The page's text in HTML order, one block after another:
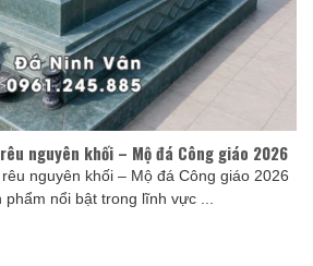
nguyên khối – Mộ đá Công giáo 2026
nguyên khối – Mộ đá Công giáo 2026
phẩm nổi bật trong lĩnh vực ...